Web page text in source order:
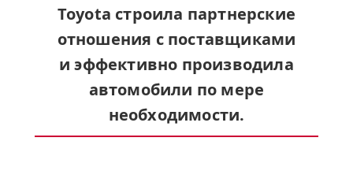
Toy­ota строила партнерские
отношения с поставщиками
и эффективно производила
автомобили по мере
необходимости.